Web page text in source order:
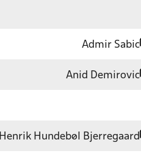
Admir Sabic
Anid Demirovic
Henrik Hundebøl Bjerregaard